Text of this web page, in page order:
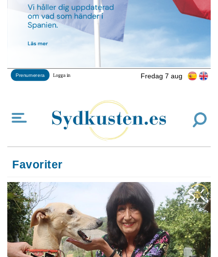
Fredag 7 aug
Prenumerera Logga in
Favoriter